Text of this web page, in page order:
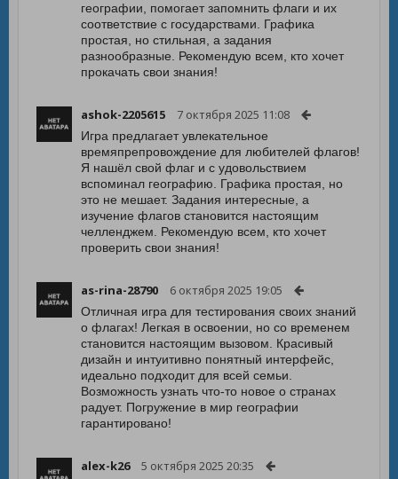
географии, помогает запомнить флаги и их
соответствие с государствами. Графика
простая, но стильная, а задания
разнообразные. Рекомендую всем, кто хочет
прокачать свои знания!
ashok-2205615 7 октября 2025 11:08
Игра предлагает увлекательное
времяпрепровождение для любителей флагов!
Я нашёл свой флаг и с удовольствием
вспоминал географию. Графика простая, но
это не мешает. Задания интересные, а
изучение флагов становится настоящим
челленджем. Рекомендую всем, кто хочет
проверить свои знания!
as-rina-28790 6 октября 2025 19:05
Отличная игра для тестирования своих знаний
о флагах! Легкая в освоении, но со временем
становится настоящим вызовом. Красивый
дизайн и интуитивно понятный интерфейс,
идеально подходит для всей семьи.
Возможность узнать что-то новое о странах
радует. Погружение в мир географии
гарантировано!
alex-k26 5 октября 2025 20:35